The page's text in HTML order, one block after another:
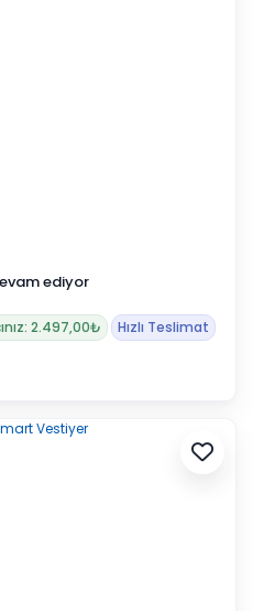
ediyor
2.497,00₺ Hızlı Teslimat